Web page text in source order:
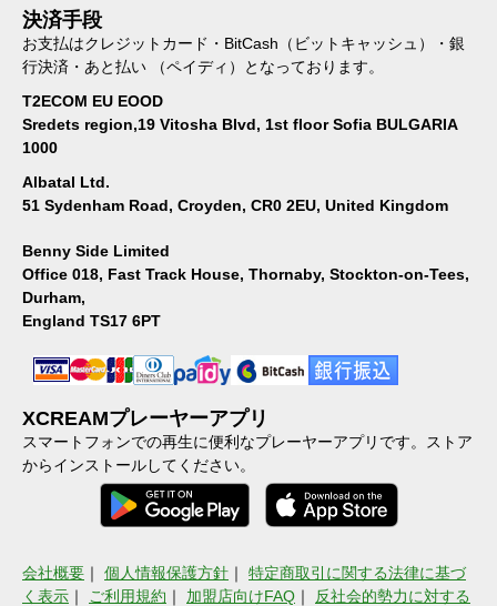
決済手段
お支払はクレジットカード・BitCash（ビットキャッシュ）・銀
行決済・あと払い （ペイディ）となっております。
T2ECOM EU EOOD
Sredets region,19 Vitosha Blvd, 1st floor Sofia BULGARIA
1000
Albatal Ltd.
51 Sydenham Road, Croyden, CR0 2EU, United Kingdom
Benny Side Limited
Office 018, Fast Track House, Thornaby, Stockton-on-Tees,
Durham,
England TS17 6PT
XCREAMプレーヤーアプリ
スマートフォンでの再生に便利なプレーヤーアプリです。ストア
からインストールしてください。
会社概要 ｜ 個人情報保護方針 ｜ 特定商取引に関する法律に基づ
く表示 ｜ ご利用規約 ｜ 加盟店向けFAQ ｜ 反社会的勢力に対する